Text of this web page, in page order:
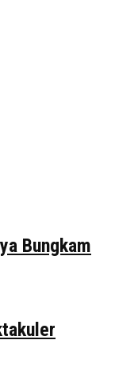
Bungkam